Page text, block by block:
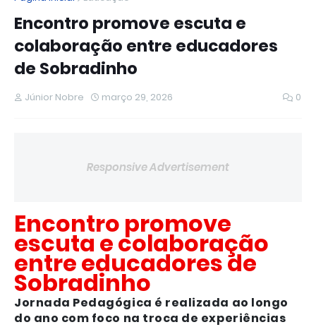
Encontro promove escuta e
colaboração entre educadores
de Sobradinho
Júnior Nobre março 29, 2026 0
Responsive Advertisement
Encontro promove
escuta e colaboração
entre educadores de
Sobradinho
Jornada Pedagógica é realizada ao longo
do ano com foco na troca de experiências